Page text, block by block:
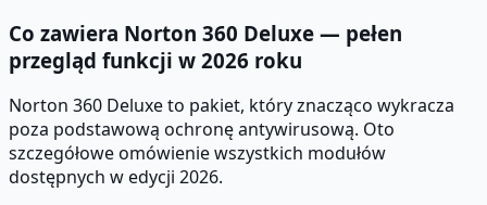
Co zawiera Norton 360 Deluxe — pełen
przegląd funkcji w 2026 roku
Norton 360 Deluxe to pakiet, który znacząco wykracza
poza podstawową ochronę antywirusową. Oto
szczegółowe omówienie wszystkich modułów
dostępnych w edycji 2026.